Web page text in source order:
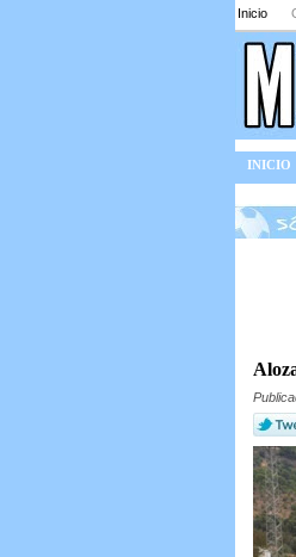
Inicio
INICIO